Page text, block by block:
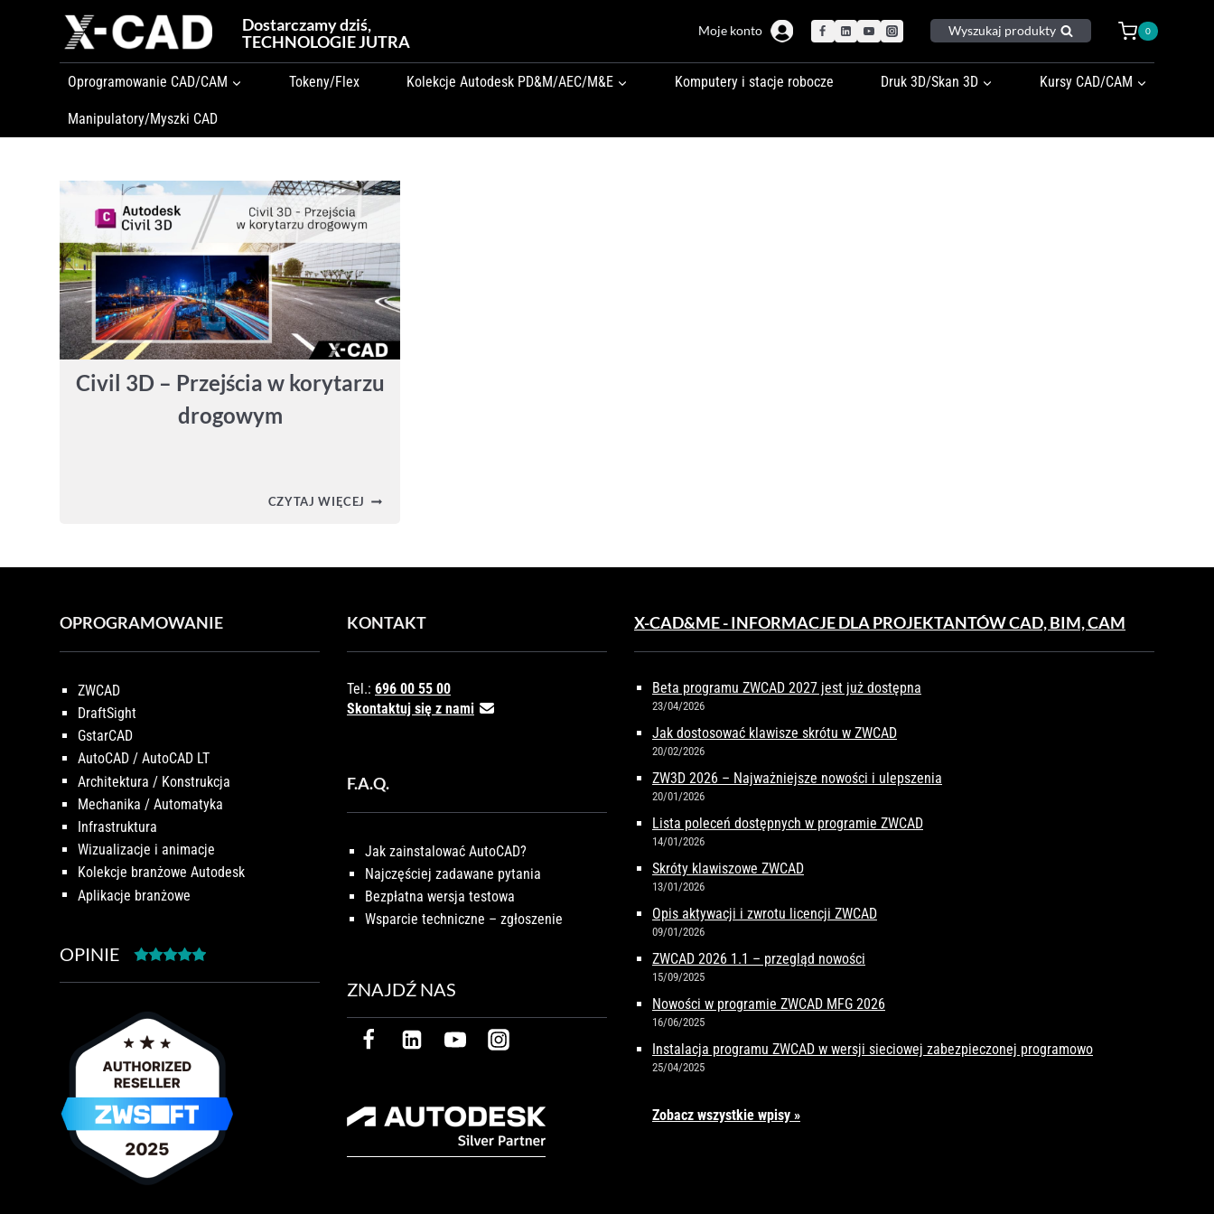
Dostarczamy dziś,
TECHNOLOGIE JUTRA
Moje konto Wyszukaj produkty 0
Oprogramowanie CAD/CAM Tokeny/Flex Kolekcje Autodesk PD&M/AEC/M&E Komputery i stacje robocze Druk 3D/Skan 3D Kursy CAD/CAM
Manipulatory/Myszki CAD
Civil 3D – Przejścia w korytarzu
drogowym
CZYTAJ WIĘCEJ CIVIL
OPROGRAMOWANIE
ZWCAD
DraftSight
GstarCAD
AutoCAD / AutoCAD LT
Architektura / Konstrukcja
Mechanika / Automatyka
Infrastruktura
Wizualizacje i animacje
Kolekcje branżowe Autodesk
Aplikacje branżowe
OPINIE
KONTAKT
Tel.: 696 00 55 00
Skontaktuj się z nami
F.A.Q.
Jak zainstalować AutoCAD?
Najczęściej zadawane pytania
Bezpłatna wersja testowa
Wsparcie techniczne – zgłoszenie
ZNAJDŹ NAS
X-CAD&ME - INFORMACJE DLA PROJEKTANTÓW CAD, BIM, CAM
Beta programu ZWCAD 2027 jest już dostępna
23/04/2026
Jak dostosować klawisze skrótu w ZWCAD
20/02/2026
ZW3D 2026 – Najważniejsze nowości i ulepszenia
20/01/2026
Lista poleceń dostępnych w programie ZWCAD
14/01/2026
Skróty klawiszowe ZWCAD
13/01/2026
Opis aktywacji i zwrotu licencji ZWCAD
09/01/2026
ZWCAD 2026 1.1 – przegląd nowości
15/09/2025
Nowości w programie ZWCAD MFG 2026
16/06/2025
Instalacja programu ZWCAD w wersji sieciowej zabezpieczonej programowo
25/04/2025
Zobacz wszystkie wpisy »